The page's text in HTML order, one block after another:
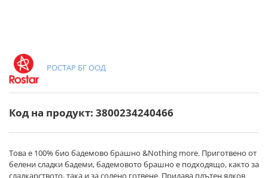
РОСТАР БГ ООД
Код на продукт: 3800234240466
Това е 100% био бадемово брашно &Nothing more. Приготвено от
белени сладки бадеми, бадемовото брашно е подходящо, както за
сладкарството, така и за солено готвене. Придава плътен ядков